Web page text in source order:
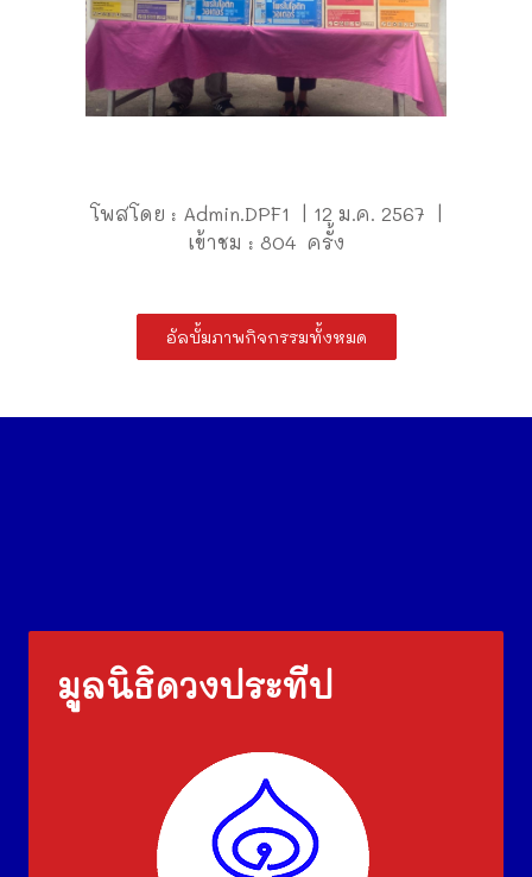
โพสโดย : Admin.DPF1 | 12 ม.ค. 2567 |
เข้าชม : 804 ครั้ง
อัลบั้มภาพกิจกรรมทั้งหมด
มูลนิธิดวงประทีป